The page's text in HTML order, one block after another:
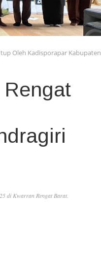
Oleh Kadisporapar Kabupaten
di Kwarran Rengat Barat.